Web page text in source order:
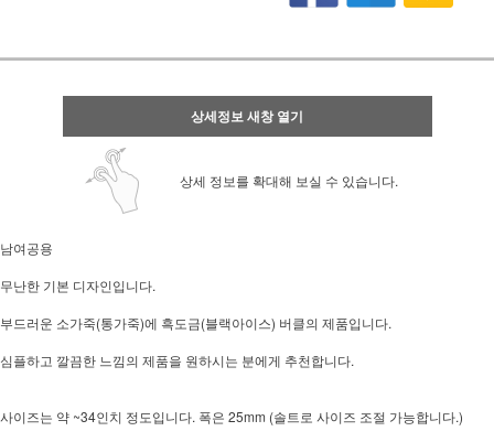
상세정보 새창 열기
상세 정보를 확대해 보실 수 있습니다.
남여공용
무난한 기본 디자인입니다.
부드러운 소가죽(통가죽)에 흑도금(블랙아이스) 버클의 제품입니다.
심플하고 깔끔한 느낌의 제품을 원하시는 분에게 추천합니다.
사이즈는 약 ~34인치 정도입니다. 폭은 25mm (솔트로 사이즈 조절 가능합니다.)